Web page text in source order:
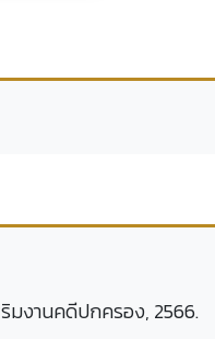
มงานคดีปกครอง, 2566.